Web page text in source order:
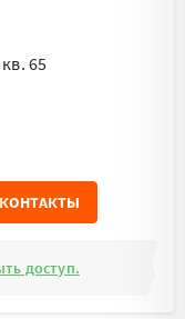
65
доступ.